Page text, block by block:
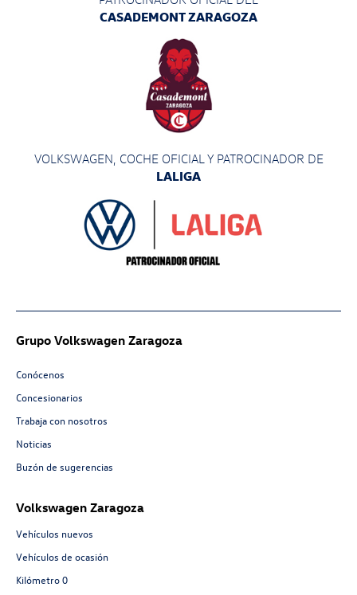
CASADEMONT ZARAGOZA
VOLKSWAGEN, COCHE OFICIAL Y PATROCINADOR DE
LALIGA
Grupo Volkswagen Zaragoza
Conócenos
Concesionarios
Trabaja con nosotros
Noticias
Buzón de sugerencias
Volkswagen Zaragoza
Vehículos nuevos
Vehículos de ocasión
Kilómetro 0